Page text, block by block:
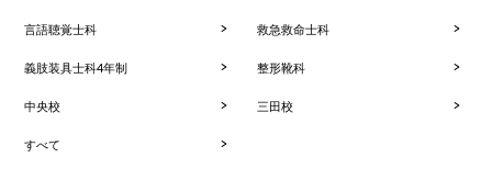
言語聴覚士科 救急救命士科
義肢装具士科4年制 整形靴科
中央校 三田校
すべて